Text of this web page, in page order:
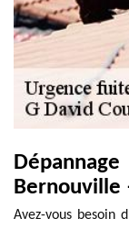
Bernouville
Avez-vous besoin